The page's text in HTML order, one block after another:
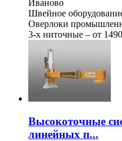
Иваново
Швейное
Оверлоки
3-х ниточные – от
Высокоточные
линейных п...